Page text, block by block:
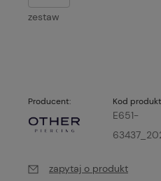
zestaw
Producent: Kod
E651-
zapytaj o produkt